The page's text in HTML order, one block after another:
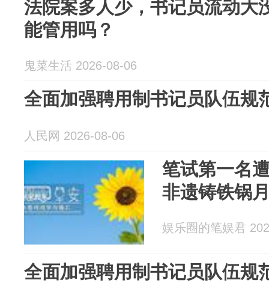
法院案多人少，书记员流动大
能管用吗？
鬼菜生活 2026-08-06
全面加强聘用制书记员队伍规
人民网 2026-08-06
笔试第一名
非遗铸铁锅
娱乐圈的笔娱君
全面加强聘用制书记员队伍规